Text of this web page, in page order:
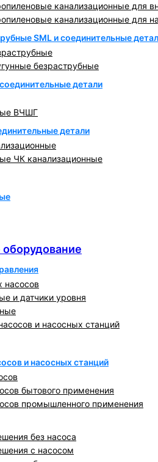
канализационные для
канализационные для
SML и соединительные
безраструбные
детали
ВЧШГ
детали
ЧК канализационные
насосов
и датчики уровня
и насосных станций
и насосных станций
бытового применения
промышленного применения
без насоса
с насосом